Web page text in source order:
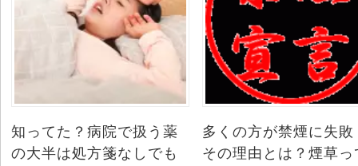
知ってた？病院で扱う薬
の大半は処方箋なしでも
多くの方が禁煙に失敗
その理由とは？煙草っ